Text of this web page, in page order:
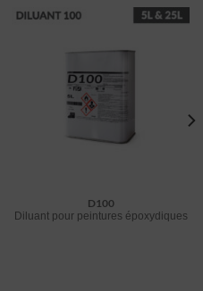
D100
Diluant pour peintures époxydiques